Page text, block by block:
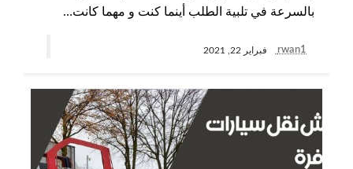
بالسرعة في تلبية الطلب أينما كنت و مهما كانت…
rwan1 فبراير 22, 2021